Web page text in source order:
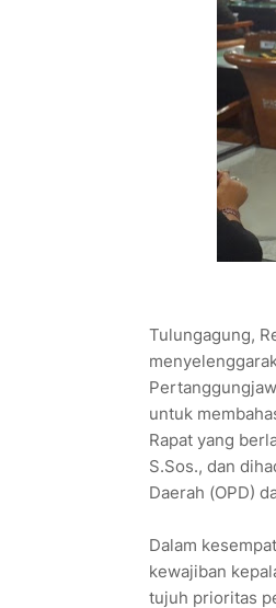
Tulungagung,
untuk
Rapat yang
S.Sos., dan
Daerah (OPD)
Dalam
kewajiban
tujuh prioritas